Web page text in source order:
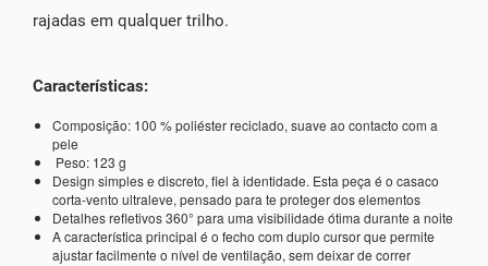
rajadas em qualquer trilho.
Características:
Composição: 100 % poliéster reciclado, suave ao contacto com a
pele
Peso: 123 g
Design simples e discreto, fiel à identidade. Esta peça é o casaco
corta-vento ultraleve, pensado para te proteger dos elementos
Detalhes refletivos 360° para uma visibilidade ótima durante a noite
A característica principal é o fecho com duplo cursor que permite
ajustar facilmente o nível de ventilação, sem deixar de correr